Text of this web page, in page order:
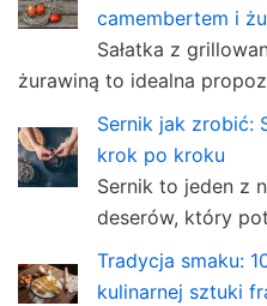
camembertem i
Sałatka z
żurawiną to idealna
Sernik jak zrobić:
krok po kroku
Sernik to jeden z
deserów, który
Tradycja smaku:
kulinarnej sztuki